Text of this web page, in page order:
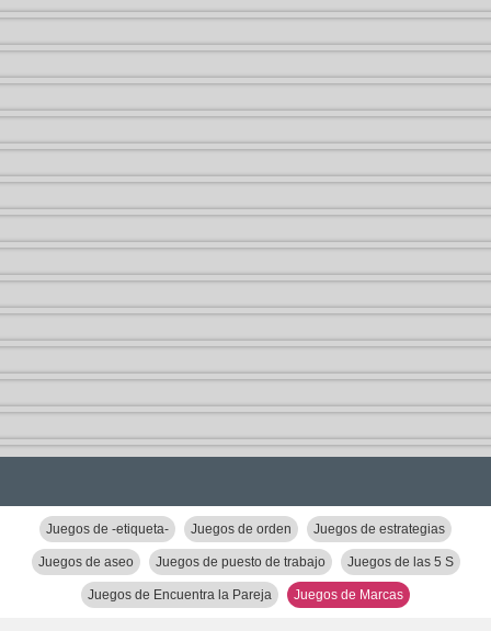
Juegos de -etiqueta- Juegos de orden Juegos de estrategias
Juegos de aseo Juegos de puesto de trabajo Juegos de las 5 S
Juegos de Encuentra la Pareja Juegos de Marcas